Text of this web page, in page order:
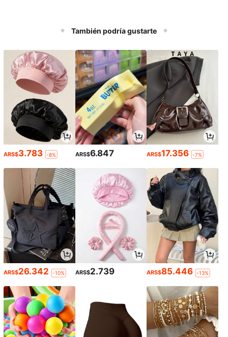
También podría gustarte
ARS$3.783 -8% ARS$6.847 ARS$17.356 -7%
ARS$26.342 -10% ARS$2.739 ARS$85.446 -13%